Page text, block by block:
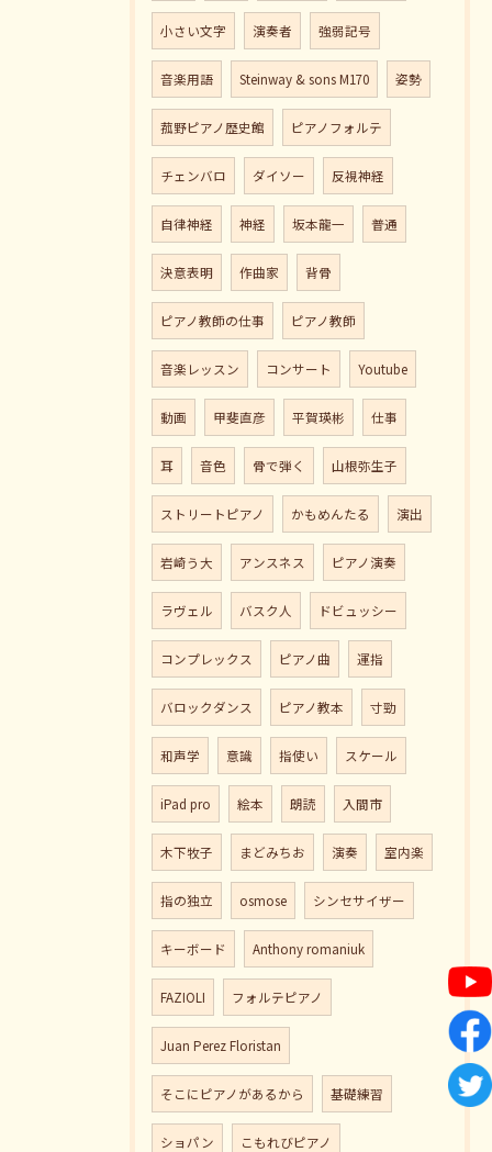
小さい文字 演奏者 強弱記号
音楽用語 Steinway & sons M170 姿勢
菰野ピアノ歴史館 ピアノフォルテ
チェンバロ ダイソー 反視神経
自律神経 神経 坂本龍一 普通
決意表明 作曲家 背骨
ピアノ教師の仕事 ピアノ教師
音楽レッスン コンサート Youtube
動画 甲斐直彦 平賀瑛彬 仕事
耳 音色 骨で弾く 山根弥生子
ストリートピアノ かもめんたる 演出
岩崎う大 アンスネス ピアノ演奏
ラヴェル バスク人 ドビュッシー
コンプレックス ピアノ曲 運指
バロックダンス ピアノ教本 寸勁
和声学 意識 指使い スケール
iPad pro 絵本 朗読 入間市
木下牧子 まどみちお 演奏 室内楽
指の独立 osmose シンセサイザー
キーボード Anthony romaniuk
FAZIOLI フォルテピアノ
Juan Perez Floristan
そこにピアノがあるから 基礎練習
ショパン こもれびピアノ